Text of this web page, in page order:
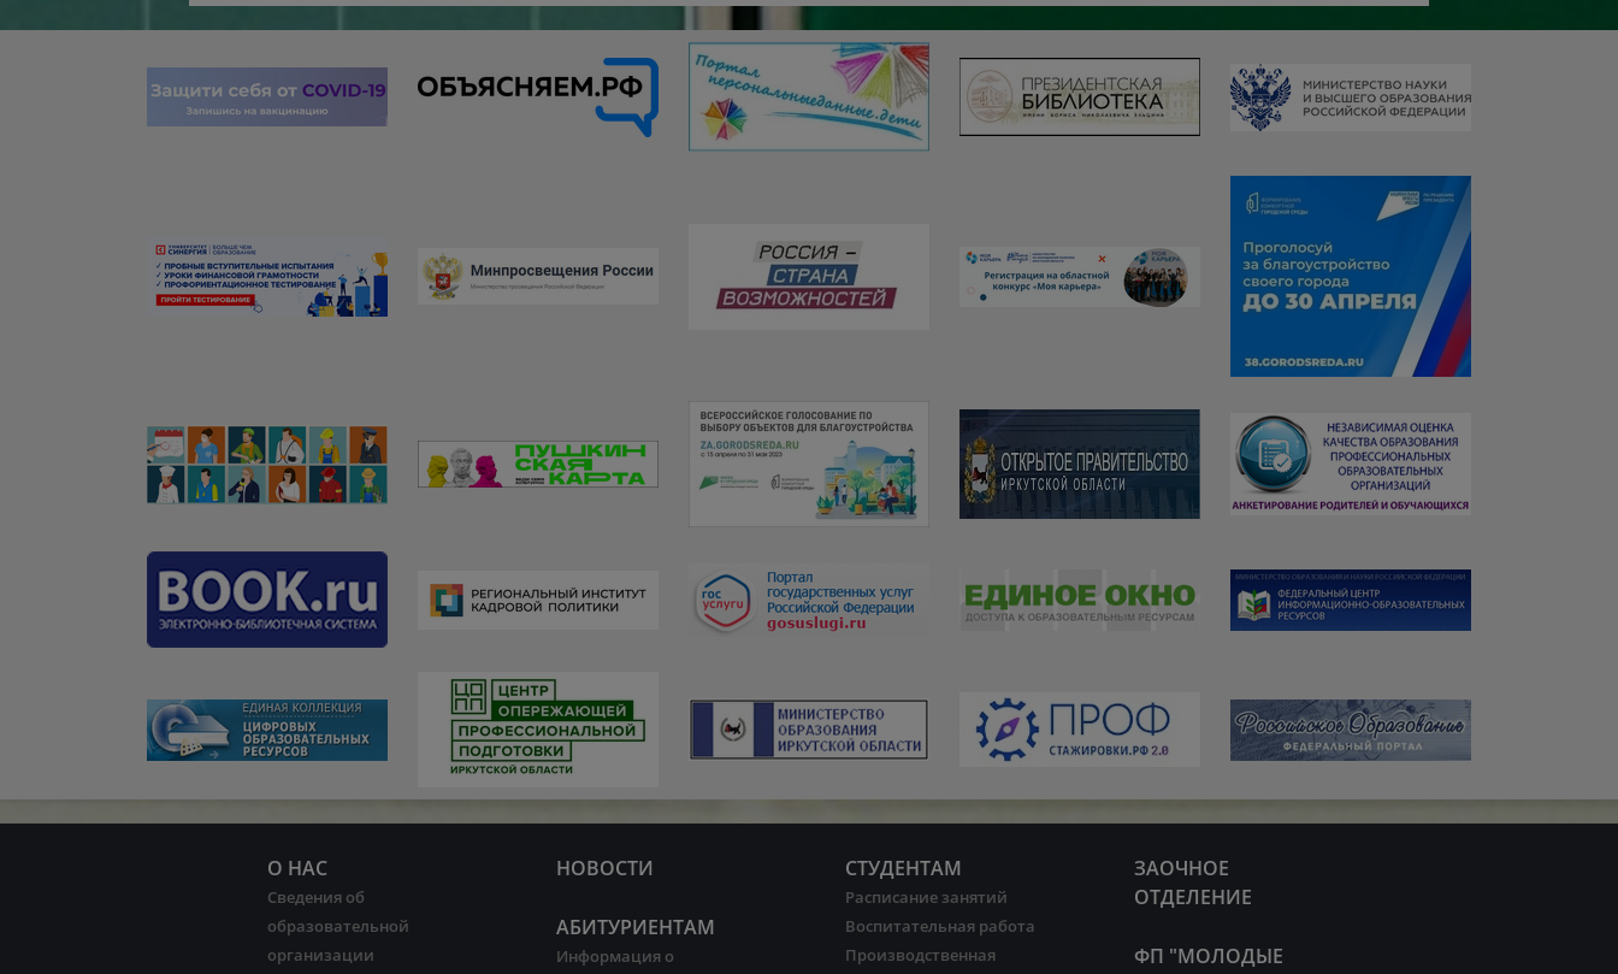
О НАС
Сведения об
образовательной
организации
НОВОСТИ
АБИТУРИЕНТАМ
Информация о
СТУДЕНТАМ
Расписание занятий
Воспитательная работа
Производственная
ЗАОЧНОЕ
ОТДЕЛЕНИЕ
ФП "МОЛОДЫЕ